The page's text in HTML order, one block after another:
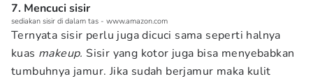
7. Mencuci sisir
sediakan sisir di dalam tas - www.amazon.com
Ternyata sisir perlu juga dicuci sama seperti halnya
kuas makeup. Sisir yang kotor juga bisa menyebabkan
tumbuhnya jamur. Jika sudah berjamur maka kulit